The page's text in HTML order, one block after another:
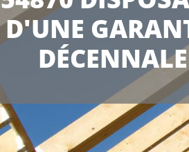
D'UNE
DÉCENNALE